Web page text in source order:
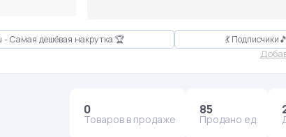
- Самая дешёвая накрутка 🏆 💃
0
Товаров в продаже
85
Продано ед.